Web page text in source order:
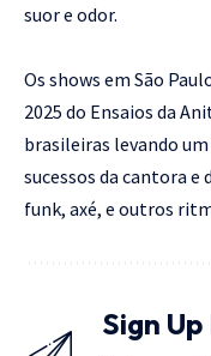
suor e odor.
Os shows em São
2025 do Ensaios da
brasileiras levando
sucessos da cantora
funk, axé, e outros
Sign